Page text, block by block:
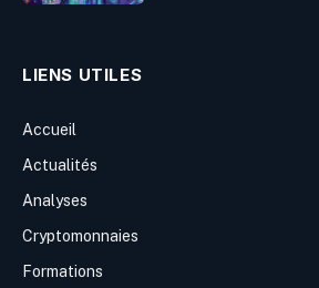
LIENS UTILES
Accueil
Actualités
Analyses
Cryptomonnaies
Formations